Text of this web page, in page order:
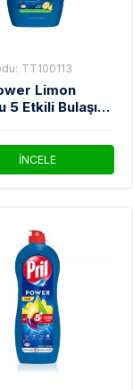
TT100113
Limon
5 Etkili Bulaşık
İNCELE